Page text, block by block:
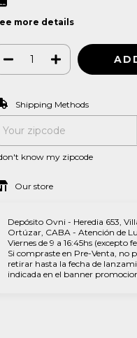
more details
for zipcode:
Shipping Methods
know my zipcode
Our store
Depósito Ovni - Heredia 653,
Ortúzar, CABA - Atención de
Viernes de 9 a 16:45hs (excepto
Si compraste en Pre-Venta, no
retirar hasta la fecha de
indicada en el banner